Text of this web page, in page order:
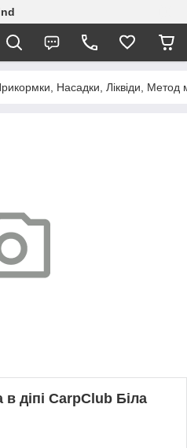
Насадки, Ліквіди, Метод
діпі CarpClub Біла